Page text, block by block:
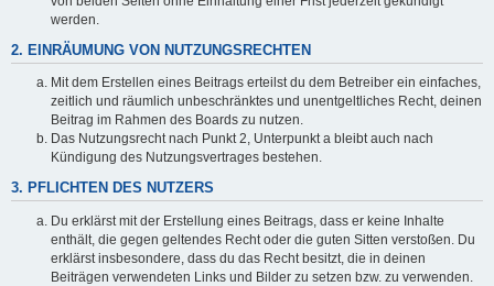
werden.
2. EINRÄUMUNG VON NUTZUNGSRECHTEN
Mit dem Erstellen eines Beitrags erteilst du dem Betreiber ein einfaches,
zeitlich und räumlich unbeschränktes und unentgeltliches Recht, deinen
Beitrag im Rahmen des Boards zu nutzen.
Das Nutzungsrecht nach Punkt 2, Unterpunkt a bleibt auch nach
Kündigung des Nutzungsvertrages bestehen.
3. PFLICHTEN DES NUTZERS
Du erklärst mit der Erstellung eines Beitrags, dass er keine Inhalte
enthält, die gegen geltendes Recht oder die guten Sitten verstoßen. Du
erklärst insbesondere, dass du das Recht besitzt, die in deinen
Beiträgen verwendeten Links und Bilder zu setzen bzw. zu verwenden.